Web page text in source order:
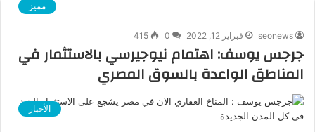
مميز
seonews فبراير 12, 2022 0
415
جرجس يوسف: اهتمام نيوجيرسي بالاستثمار في
المناطق الواعدة بالسوق المصري
الأخبار